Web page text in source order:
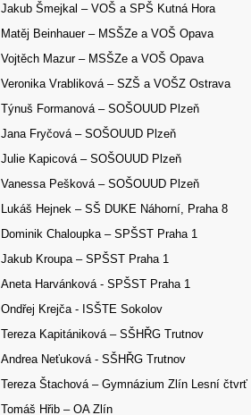
Jakub Šmejkal – VOŠ a SPŠ Kutná Hora
Matěj Beinhauer – MSŠZe a VOŠ Opava
Vojtěch Mazur – MSŠZe a VOŠ Opava
Veronika Vrabliková – SZŠ a VOŠZ Ostrava
Týnuš Formanová – SOŠOUUD Plzeň
Jana Fryčová – SOŠOUUD Plzeň
Julie Kapicová – SOŠOUUD Plzeň
Vanessa Pešková – SOŠOUUD Plzeň
Lukáš Hejnek – SŠ DUKE Náhorní, Praha 8
Dominik Chaloupka – SPŠST Praha 1
Jakub Kroupa – SPŠST Praha 1
Aneta Harvánková - SPŠST Praha 1
Ondřej Krejča - ISŠTE Sokolov
Tereza Kapitániková – SŠHŘG Trutnov
Andrea Neťuková - SŠHŘG Trutnov
Tereza Štachová – Gymnázium Zlín Lesní čtvrť
Tomáš Hřib – OA Zlín